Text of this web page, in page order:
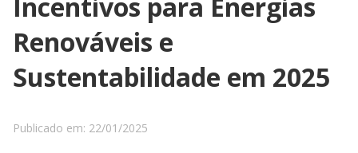
Renováveis e
Sustentabilidade em 2025
Publicado em: 22/01/2025